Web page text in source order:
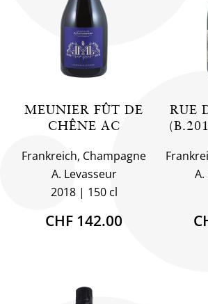
MEUNIER FÛT DE
CHÊNE AC
Frankreich, Champagne
A. Levasseur
2018
150 cl
CHF 142.00
RUE